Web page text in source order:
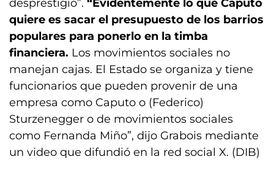
desprestigio”. “Evidentemente lo que Caputo
quiere es sacar el presupuesto de los barrios
populares para ponerlo en la timba
financiera. Los movimientos sociales no
manejan cajas. El Estado se organiza y tiene
funcionarios que pueden provenir de una
empresa como Caputo o (Federico)
Sturzenegger o de movimientos sociales
como Fernanda Miño”, dijo Grabois mediante
un video que difundió en la red social X. (DIB)